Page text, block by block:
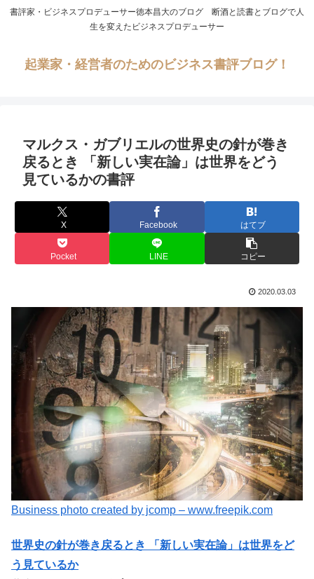
書評家・ビジネスプロデューサー徳本昌大のブログ 断酒と読書とブログで人
生を変えたビジネスプロデューサー
起業家・経営者のためのビジネス書評ブログ！
マルクス・ガブリエルの世界史の針が巻き
戻るとき 「新しい実在論」は世界をどう
見ているかの書評
X Facebook はてブ
Pocket LINE コピー
2020.03.03
Business photo created by jcomp – www.freepik.com
世界史の針が巻き戻るとき 「新しい実在論」は世界をど
う見ているか